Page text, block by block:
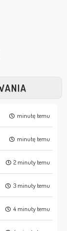
minutę temu
minutę temu
2 minuty temu
3 minuty temu
4 minuty temu